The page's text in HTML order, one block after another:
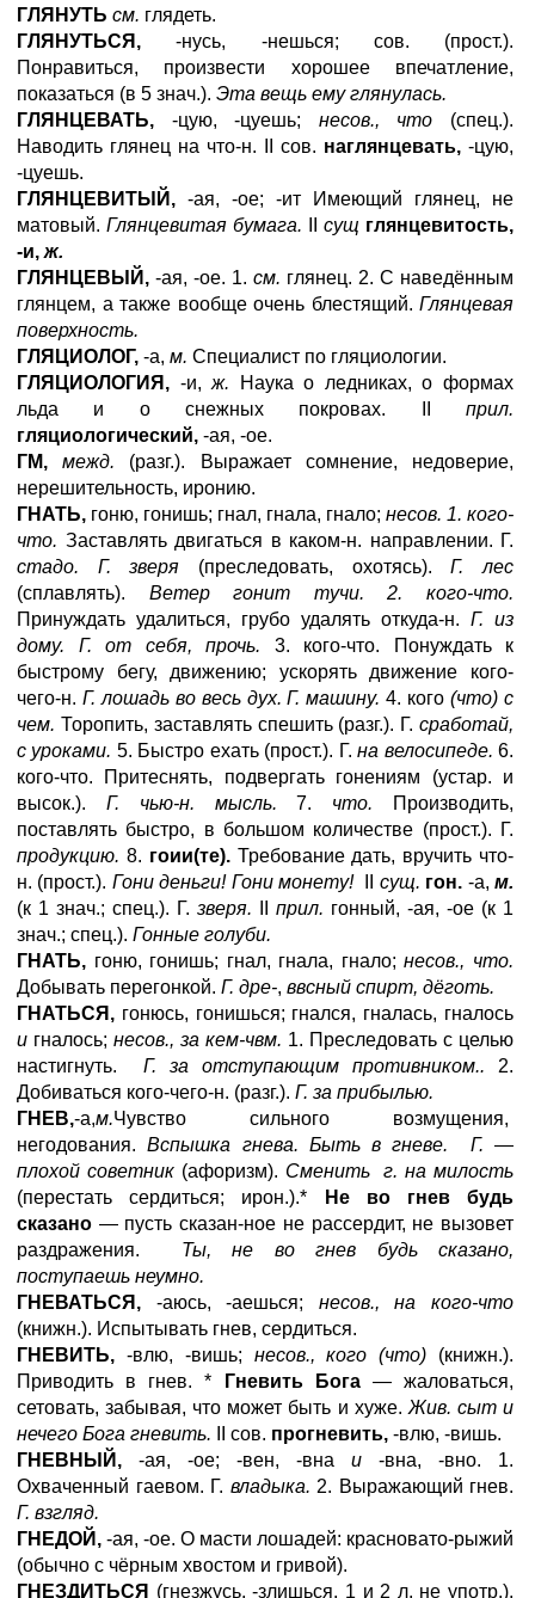
ГЛЯНУТЬ см. глядеть.
ГЛЯНУТЬСЯ, -нусь, -нешься; сов. (прост.).
Понравиться, произвести хорошее впечатление,
показаться (в 5 знач.). Эта вещь ему глянулась.
ГЛЯНЦЕВАТЬ, -цую, -цуешь; несов., что (спец.).
Наводить глянец на что-н. II сов. наглянцевать, -цую,
-цуешь.
ГЛЯНЦЕВИТЫЙ, -ая, -ое; -ит Имеющий глянец, не
матовый. Глянцевитая бумага. сущ глянцевитость,
-и, ж.
ГЛЯНЦЕВЫЙ, -ая, -ое. 1. см. глянец. 2. С наведённым
глянцем, а также вообще очень блестящий. Глянцевая
поверхность.
ГЛЯЦИОЛОГ, -а, м. Специалист по гляциологии.
ГЛЯЦИОЛОГИЯ, -и,ж. Наука о ледниках, о формах
льда и о снежных покровах. II прил.
гляциологический, -ая, -ое.
ГМ,
межд. (разг.). Выражает сомнение, недоверие,
нерешительность, иронию.
ГНАТЬ, гоню, гонишь; гнал, гнала, гнало; несов. 1. кого-
что. Заставлять двигаться в каком-н. направлении. Г.
стадо. Г. зверя (преследовать, охотясь).Г. лес
(сплавлять). Ветер гонит тучи. 2. кого-что.
Принуждать удалиться, грубо удалять откуда-н. Г. из
дому. Г. от себя, прочь. 3. кого-чтo. Понуждать к
быстрому бегу, движению; ускорять движение кого-
чего-н. Г. лошадь во весь дух. Г. машину. 4. кого(что) с
чем. Торопить, заставлять спешить (разг.). Г. сработай,
с уроками. 5. Быстро ехать (прост.). Г.на велосипеде. 6.
кого-чтo. Притеснять, подвергать гонениям (устар. и
высок.). Г. чью-н. мысль. 7. что. Производить,
поставлять быстро, в большом количестве (прост.). Г.
продукцию. 8. гоии(те).Требование дать, вручить что-
н. (прост.). Гони деньги! Гони монету!II сущ. гон. -а, м.
(к 1 знач.; спец.). Г. зверя. прил. гонный, -ая, -ое (к 1
знач.; спец.). Гонные голуби.
ГНАТЬ, гоню, гонишь; гнал, гнала, гнало;несов., что.
Добывать перегонкой. Г. дре-, ввсный спирт, дёготь.
ГНАТЬСЯ, гонюсь, гонишься; гнался, гналась, гналось
и гналось; несов., за кем-чвм. 1. Преследовать с целью
настигнуть. Г. за отступающим противником.. 2.
Добиваться кого-чего-н. (разг.). Г. за прибылью.
ГНЕВ,-а,м.Чувство сильного возмущения,
негодования.Вспышка гнева. Быть в гневе. Г. —
плохой советник(афоризм). Сменить г. на милость
(перестать сердиться; ирон.).* Не во гнев будь
сказано — пусть сказан-ное не рассердит, не вызовет
раздражения. Ты, не во гнев будь сказано,
поступаешь неумно.
ГНЕВАТЬСЯ, -аюсь, -аешься; несов., на кого-что
(книжн.). Испытывать гнев, сердиться.
ГНЕВИТЬ, -влю, -вишь; несов., кого (что) (книжн.).
Приводить в гнев. * Гневить Бога— жаловаться,
сетовать, забывая, что может быть и хуже. Жив. сыт и
нечего Бога гневить. II сов. прогневить, -влю, -вишь.
ГНЕВНЫЙ, -ая, -ое; -вен, -вна и -вна, -вно. 1.
Охваченный гаевом. Г. владыка. 2. Выражающий гнев.
Г. взгляд.
ГНЕДОЙ, -ая, -ое. О масти лошадей: красновато-рыжий
(обычно с чёрным хвостом и гривой).
ГНЕЗДИТЬСЯ (гнезжусь, -злишься, 1 и 2 л. не употр.),